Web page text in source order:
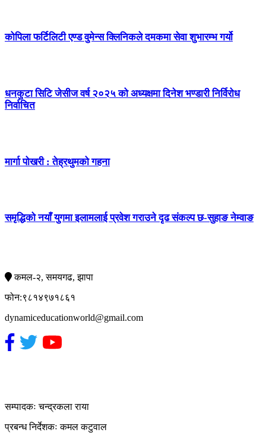
कोपिला फर्टिलिटी एण्ड वुमेन्स क्लिनिकले दमकमा सेवा शुभारम्भ गर्यो
धनकुटा सिटि जेसीज वर्ष २०२५ को अध्यक्षमा दिनेश भण्डारी निर्विरोध
निर्वाचित
मार्गा पोखरी : तेह्रथुमको गहना
समृद्धिको नयाँ युगमा इलामलाई प्रवेश गराउने दृढ संकल्प छ-सुहाङ नेम्वाङ
कमल-२, समयगढ, झापा
फोन:९८१४९७१८६१
dynamiceducationworld@gmail.com
सम्पादकः चन्द्रकला राया
प्रबन्ध निर्देशकः कमल कटुवाल